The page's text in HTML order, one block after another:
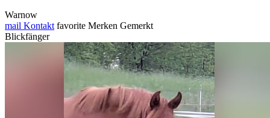
Warnow
mail Kontakt favorite Merken Gemerkt
Blickfänger